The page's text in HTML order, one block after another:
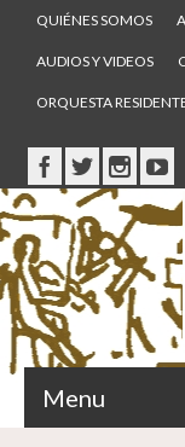
QUIÉNES SOMOS
AUDIOS Y VIDEOS
ORQUESTA
Menu